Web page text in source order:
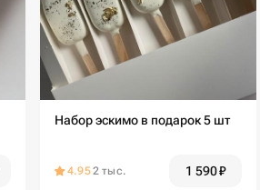
Набор эскимо в подарок 5 шт
4.952 тыс. 1 590₽